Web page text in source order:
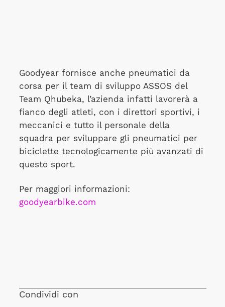
Goodyear fornisce anche pneumatici da
corsa per il team di sviluppo ASSOS del
Team Qhubeka, l’azienda infatti lavorerà a
fianco degli atleti, con i direttori sportivi, i
meccanici e tutto il personale della
squadra per sviluppare gli pneumatici per
biciclette tecnologicamente più avanzati di
questo sport.
Per maggiori informazioni:
goodyearbike.com
Condividi con